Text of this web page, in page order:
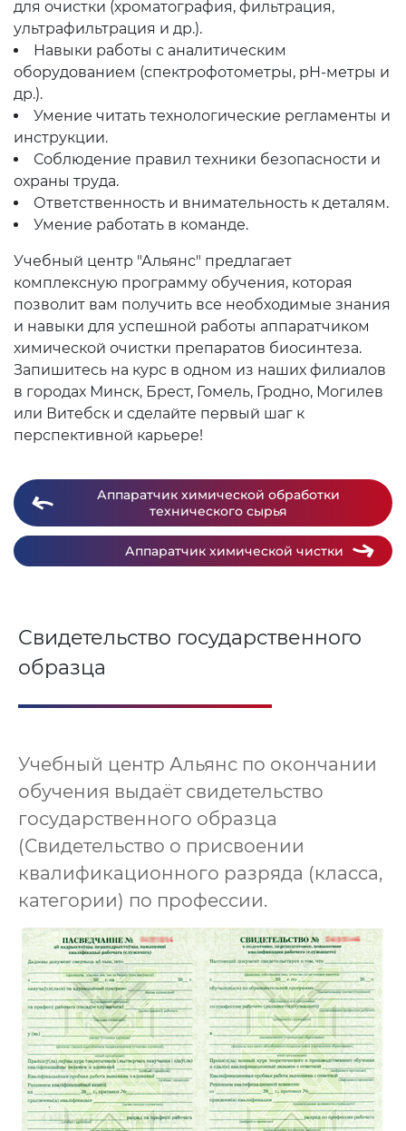
для очистки (хроматография, фильтрация,
ультрафильтрация и др.).
Навыки работы с аналитическим
оборудованием (спектрофотометры, pH-метры и
др.).
Умение читать технологические регламенты и
инструкции.
Соблюдение правил техники безопасности и
охраны труда.
Ответственность и внимательность к деталям.
Умение работать в команде.
Учебный центр "Альянс" предлагает
комплексную программу обучения, которая
позволит вам получить все необходимые знания
и навыки для успешной работы аппаратчиком
химической очистки препаратов биосинтеза.
Запишитесь на курс в одном из наших филиалов
в городах Минск, Брест, Гомель, Гродно, Могилев
или Витебск и сделайте первый шаг к
перспективной карьере!
Аппаратчик химической обработки
технического сырья
Аппаратчик химической чистки
Свидетельство государственного
образца
Учебный центр Альянс по окончании
обучения выдаёт свидетельство
государственного образца
(Свидетельство о присвоении
квалификационного разряда (класса,
категории) по профессии.